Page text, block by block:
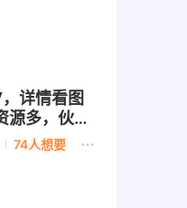
详情看图
源多，伙伴
74人想要